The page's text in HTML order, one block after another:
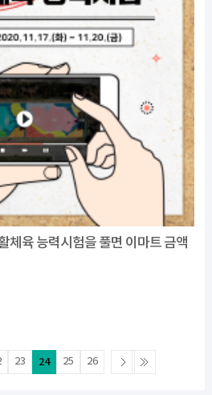
체육 능력시험을 풀면 이마트 금액
23 24 25 26